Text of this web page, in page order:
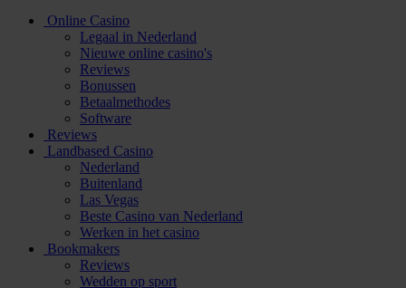
Online Casino
Legaal in Nederland
Nieuwe online casino's
Reviews
Bonussen
Betaalmethodes
Software
Reviews
Landbased Casino
Nederland
Buitenland
Las Vegas
Beste Casino van Nederland
Werken in het casino
Bookmakers
Reviews
Wedden op sport